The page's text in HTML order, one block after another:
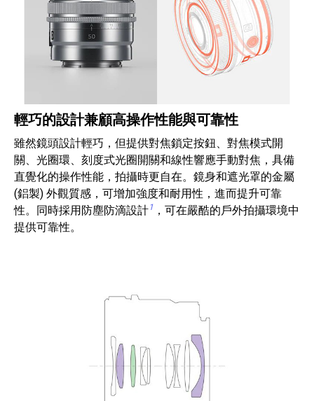
輕巧的設計兼顧高操作性能與可靠性
雖然鏡頭設計輕巧，但提供對焦鎖定按鈕、對焦模式開
關、光圈環、刻度式光圈開關和線性響應手動對焦，具備
直覺化的操作性能，拍攝時更自在。鏡身和遮光罩的金屬
(鋁製) 外觀質感，可增加強度和耐用性，進而提升可靠
性。同時採用防塵防滴設計1 ，可在嚴酷的戶外拍攝環境中
提供可靠性。